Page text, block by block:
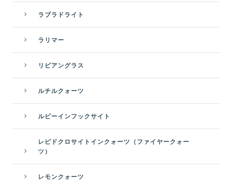
ラブラドライト
ラリマー
リビアングラス
ルチルクォーツ
ルビーインフックサイト
レピドクロサイトインクォーツ（ファイヤークォー
ツ）
レモンクォーツ